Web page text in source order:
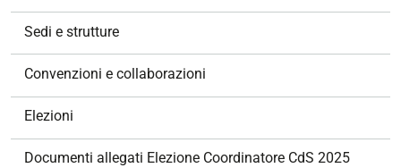
Sedi e strutture
Convenzioni e collaborazioni
Elezioni
Documenti allegati Elezione Coordinatore CdS 2025